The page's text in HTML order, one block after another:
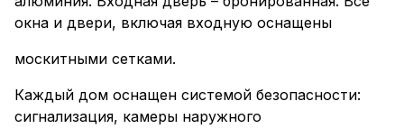
окна и двери, включая входную оснащены
москитными сетками.
Каждый дом оснащен системой безопасности:
сигнализация, камеры наружного